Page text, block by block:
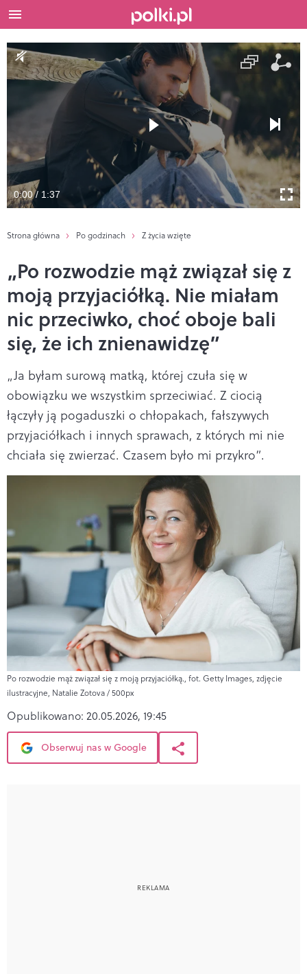
0:00 / 1:37
Strona główna Po godzinach Z życia wzięte
„Po rozwodzie mąż związał się z
moją przyjaciółką. Nie miałam
nic przeciwko, choć oboje bali
się, że ich znienawidzę”
„Ja byłam surową matką, której czuła się w
obowiązku we wszystkim sprzeciwiać. Z ciocią
łączyły ją pogaduszki o chłopakach, fałszywych
przyjaciółkach i innych sprawach, z których mi nie
chciała się zwierzać. Czasem było mi przykro”.
Po rozwodzie mąż związał się z moją przyjaciółką., fot. Getty Images, zdjęcie
ilustracyjne, Natalie Zotova / 500px
Opublikowano: 20.05.2026, 19:45
Obserwuj nas w Google